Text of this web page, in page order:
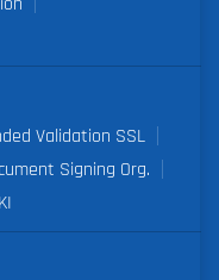
Validation SSL
Signing Org.